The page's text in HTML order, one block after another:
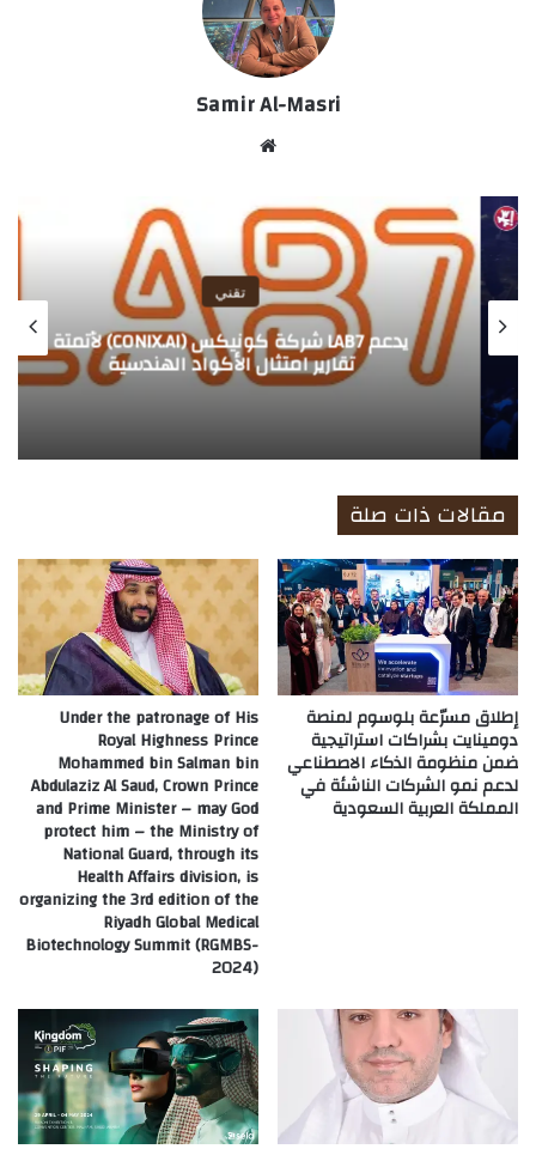
Samir Al-Masri
ب
تقني
يدعم LAB7 شركة كونيكس (CONIX.AI) لأتمتة
تقارير امتثال الأكواد الهندسية
مقالات ذات صلة
إطلاق مسرّعة بلوسوم لمنصة
دومينايت بشراكات استراتيجية
ضمن منظومة الذكاء الاصطناعي
لدعم نمو الشركات الناشئة في
المملكة العربية السعودية
Under the patronage of His
Royal Highness Prince
Mohammed bin Salman bin
Abdulaziz Al Saud, Crown Prince
and Prime Minister – may God
protect him – the Ministry of
National Guard, through its
Health Affairs division, is
organizing the 3rd edition of the
Riyadh Global Medical
Biotechnology Summit (RGMBS-
2024)